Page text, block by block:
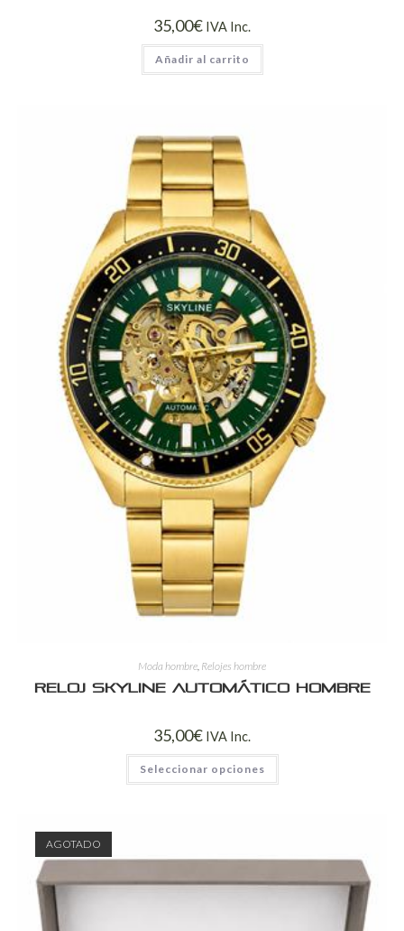
35,00€ IVA Inc.
Añadir al carrito
Moda hombre Relojes hombre
Reloj Skyline Automático Hombre
35,00€ IVA Inc.
Seleccionar opciones
AGOTADO